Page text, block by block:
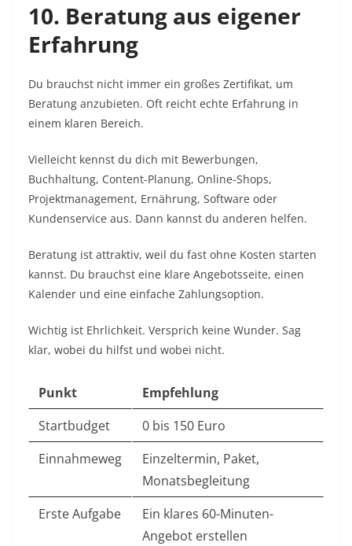
10. Beratung aus eigener
Erfahrung
Du brauchst nicht immer ein großes Zertifikat, um
Beratung anzubieten. Oft reicht echte Erfahrung in
einem klaren Bereich.
Vielleicht kennst du dich mit Bewerbungen,
Buchhaltung, Content-Planung, Online-Shops,
Projektmanagement, Ernährung, Software oder
Kundenservice aus. Dann kannst du anderen helfen.
Beratung ist attraktiv, weil du fast ohne Kosten starten
kannst. Du brauchst eine klare Angebotsseite, einen
Kalender und eine einfache Zahlungsoption.
Wichtig ist Ehrlichkeit. Versprich keine Wunder. Sag
klar, wobei du hilfst und wobei nicht.
Punkt
Empfehlung
Startbudget
0 bis 150 Euro
Einnahmeweg
Einzeltermin, Paket,
Monatsbegleitung
Erste Aufgabe
Ein klares 60-Minuten-
Angebot erstellen